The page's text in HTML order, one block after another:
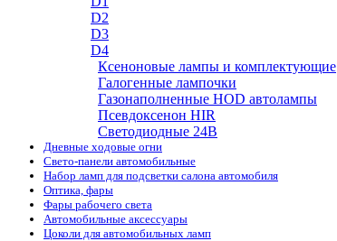
D2
D3
D4
Ксеноновые лампы и комплектующие
Галогенные лампочки
Газонаполненные HOD автолампы
Псевдоксенон HIR
Cветодиодные 24B
Дневные ходовые огни
Свето-панели автомобильные
Набор ламп для подсветки салона автомобиля
Оптика, фары
Фары рабочего света
Автомобильные аксессуары
Цоколи для автомобильных ламп